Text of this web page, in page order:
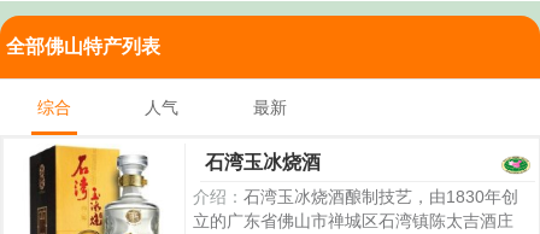
全部佛山特产列表
综合 人气 最新
石湾玉冰烧酒
介绍： 石湾玉冰烧酒酿制技艺，由1830年创
立的广东省佛山市禅城区石湾镇陈太吉酒庄​